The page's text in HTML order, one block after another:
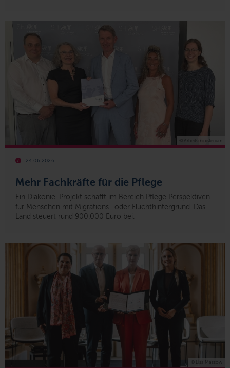
Mehr Fachkräfte für die Pflege
24.06.2026
Ein Diakonie-Projekt schafft im Bereich Pflege Perspektiven
für Menschen mit Migrations- oder Fluchthintergrund. Das
Land steuert rund 900.000 Euro bei.
© Arbeitsministerium
© Lisa Massow